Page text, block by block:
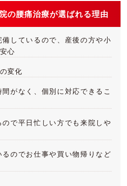
の腰痛治療が選ばれる理由
しているので、産後の方や小
心
変化
がなく、個別に対応できるこ
で平日忙しい方でも来院しや
のでお仕事や買い物帰りなど